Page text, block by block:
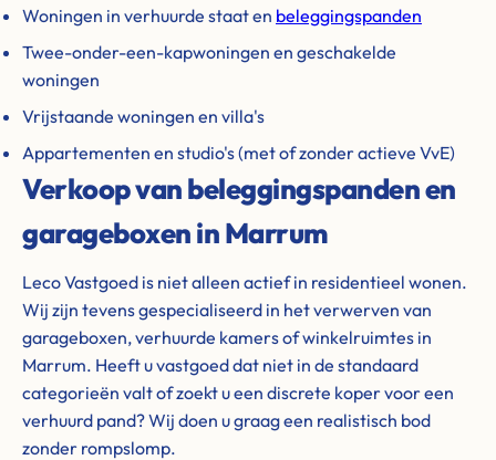
Woningen in verhuurde staat en beleggingspanden
Twee-onder-een-kapwoningen en geschakelde
woningen
Vrijstaande woningen en villa's
Appartementen en studio's (met of zonder actieve VvE)
Verkoop van beleggingspanden en
garageboxen in Marrum
Leco Vastgoed is niet alleen actief in residentieel wonen.
Wij zijn tevens gespecialiseerd in het verwerven van
garageboxen, verhuurde kamers of winkelruimtes in
Marrum. Heeft u vastgoed dat niet in de standaard
categorieën valt of zoekt u een discrete koper voor een
verhuurd pand? Wij doen u graag een realistisch bod
zonder rompslomp.